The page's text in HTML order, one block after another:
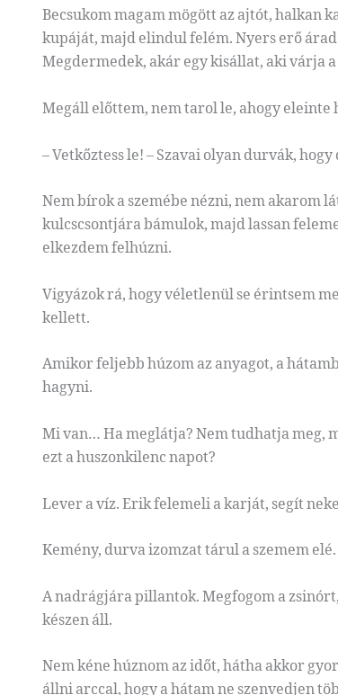
Becsukom magam mögött az ajtót, halkan
kupáját, majd elindul felém. Nyers erő
Megdermedek, akár egy kisállat, aki várja
Megáll előttem, nem tarol le, ahogy eleinte
– Vetkőztess le! – Szavai olyan durvák,
Nem bírok a szemébe nézni, nem akarom
kulcscsontjára bámulok, majd lassan
elkezdem felhúzni.
Vigyázok rá, hogy véletlenül se érintsem
kellett.
Amikor feljebb húzom az anyagot, a
hagyni.
Mi van… Ha meglátja? Nem tudhatja meg,
ezt a huszonkilenc napot?
Lever a víz. Erik felemeli a karját, segít
Kemény, durva izomzat tárul a szemem
A nadrágjára pillantok. Megfogom a
készen áll.
Nem kéne húznom az időt, hátha akkor
állni arccal, hogy a hátam ne szenvedjen